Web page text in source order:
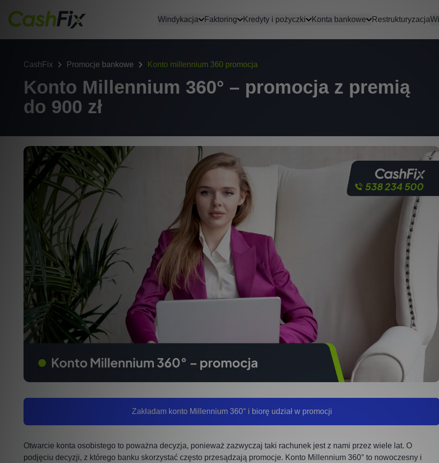
Windykacja Faktoring Kredyty i pożyczki Konta bankowe Restrukturyzacja
CashFix Promocje bankowe Konto millennium 360 promocja
Konto Millennium 360° – promocja z premią
do 900 zł
Zakładam konto Millennium 360° i biorę udział w promocji
Otwarcie konta osobistego to poważna decyzja, ponieważ zazwyczaj taki rachunek jest z nami przez wiele lat. O
podjęciu decyzji, z którego banku skorzystać często przesądzają promocje. Konto Millennium 360° to nowoczesny i